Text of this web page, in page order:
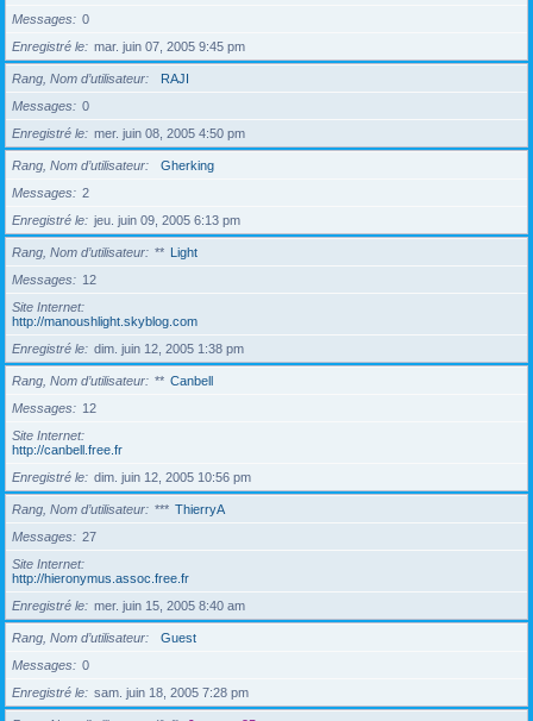
Messages
0
Enregistré le
mar. juin 07, 2005 9:45 pm
Rang, Nom d’utilisateur
RAJI
Messages
0
Enregistré le
mer. juin 08, 2005 4:50 pm
Rang, Nom d’utilisateur
Gherking
Messages
2
Enregistré le
jeu. juin 09, 2005 6:13 pm
Rang, Nom d’utilisateur ** Light
Messages
12
Site Internet
http://manoushlight.skyblog.com
Enregistré le
dim. juin 12, 2005 1:38 pm
Rang, Nom d’utilisateur ** Canbell
Messages
12
Site Internet
http://canbell.free.fr
Enregistré le
dim. juin 12, 2005 10:56 pm
Rang, Nom d’utilisateur *** ThierryA
Messages
27
Site Internet
http://hieronymus.assoc.free.fr
Enregistré le
mer. juin 15, 2005 8:40 am
Rang, Nom d’utilisateur
Guest
Messages
0
Enregistré le
sam. juin 18, 2005 7:28 pm